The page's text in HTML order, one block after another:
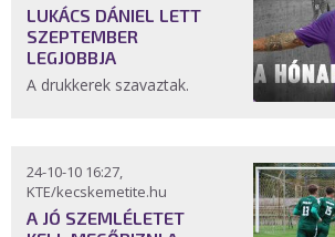
LUKÁCS DÁNIEL LETT
SZEPTEMBER
LEGJOBBJA
A drukkerek szavaztak.
24-10-10 16:27,
KTE/kecskemetite.hu
A JÓ SZEMLÉLETET